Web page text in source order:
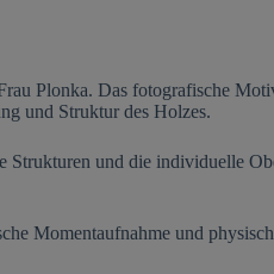
Plonka. Das fotografische
und Struktur des Holzes.
und die individuelle
Momentaufnahme und